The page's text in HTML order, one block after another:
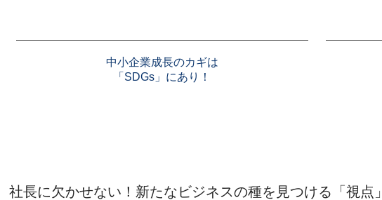
中小企業成長のカギは
「SDGs」にあり！
社長に欠かせない！新たなビジネスの種を見つける「視点」